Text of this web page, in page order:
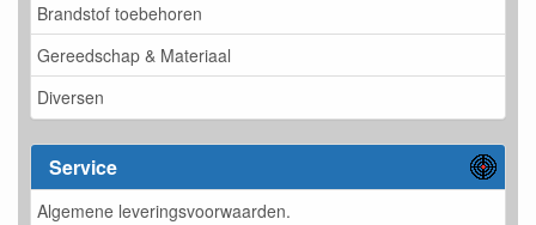
Brandstof toebehoren
Gereedschap & Materiaal
Diversen
Service
Algemene leveringsvoorwaarden.